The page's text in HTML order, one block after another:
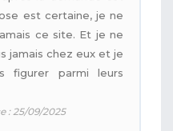
est certaine, je ne
ce site. Et je ne
jamais chez eux et je
figurer parmi leurs
: 25/09/2025